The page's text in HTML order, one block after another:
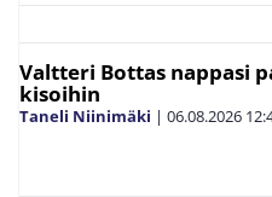
Valtteri Bottas nappasi
kisoihin
Taneli Niinimäki | 06.08.2026